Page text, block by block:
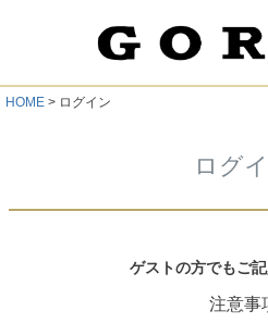
HOME ログイン
ログ
ゲストの方でもご記
注意事